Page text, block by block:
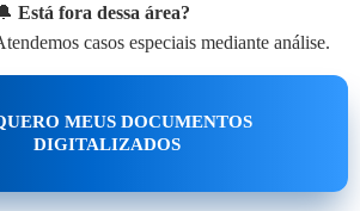
Está fora dessa área?
casos especiais mediante análise.
MEUS DOCUMENTOS
DIGITALIZADOS